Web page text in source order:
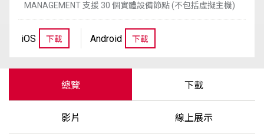
MANAGEMENT 支援 30 個實體設備節點 (不包括虛擬主機)
iOS 下載 Android 下載
總覽 下載
影片 線上展示